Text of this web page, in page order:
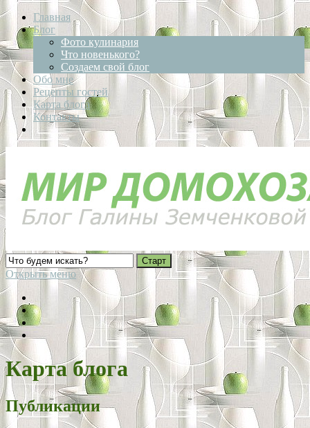
Главная
Блог
Фото кулинария
Что новенького?
Создаем свой блог
Обо мне
Рецепты гостей
Карта блога
Контакты
Открыть меню
Карта блога
Публикации